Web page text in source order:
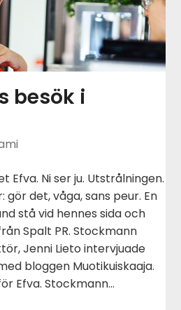
besök i
Efva. Ni ser ju. Utstrålningen.
gör det, våga, sans peur. En
stå vid hennes sida och
Spalt PR. Stockmann
Jenni Lieto intervjuade
bloggen Muotikuiskaaja.
Efva. Stockmann…